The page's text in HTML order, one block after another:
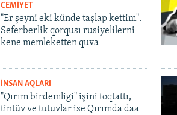
CEMİYET
"Er şeyni eki künde taşlap kettim".
Seferberlik qorqusı rusiyelilerni
kene memleketten quva
İNSAN AQLARI
"Qırım birdemligi" işini toqtattı,
tintüv ve tutuvlar ise Qırımda daa